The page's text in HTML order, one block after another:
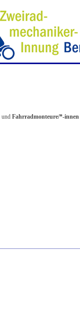
und Fahrradmonteure/*-innen